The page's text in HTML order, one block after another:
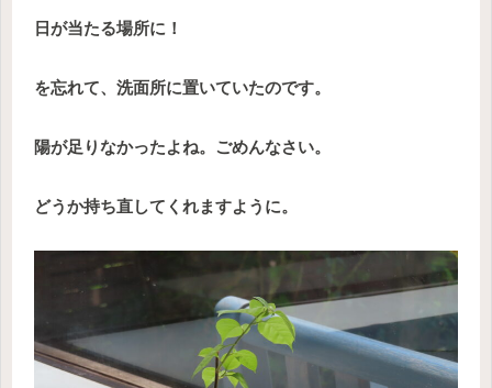
日が当たる場所に！
を忘れて、洗面所に置いていたのです。
陽が足りなかったよね。ごめんなさい。
どうか持ち直してくれますように。